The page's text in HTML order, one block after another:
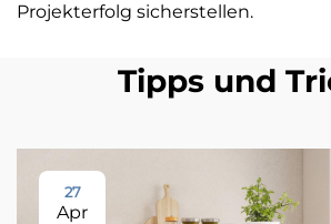
Projekterfolg sicherstellen.
Tipps und
27
Apr